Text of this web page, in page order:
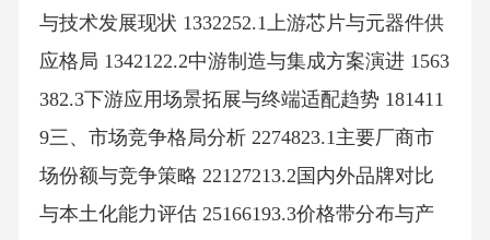
与技术发展现状 1332252.1上游芯片与元器件供
应格局 1342122.2中游制造与集成方案演进 1563
382.3下游应用场景拓展与终端适配趋势 181411
9三、市场竞争格局分析 2274823.1主要厂商市
场份额与竞争策略 22127213.2国内外品牌对比
与本土化能力评估 25166193.3价格带分布与产